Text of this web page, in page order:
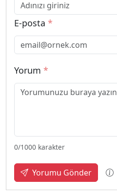
E-posta *
Yorum *
0/1000 karakter
Yorumu Gönder